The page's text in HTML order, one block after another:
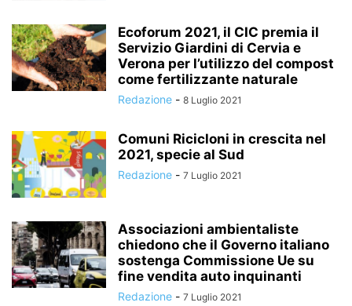
Ecoforum 2021, il CIC premia il
Servizio Giardini di Cervia e
Verona per l’utilizzo del compost
come fertilizzante naturale
Redazione - 8 Luglio 2021
Comuni Ricicloni in crescita nel
2021, specie al Sud
Redazione - 7 Luglio 2021
Associazioni ambientaliste
chiedono che il Governo italiano
sostenga Commissione Ue su
fine vendita auto inquinanti
Redazione - 7 Luglio 2021